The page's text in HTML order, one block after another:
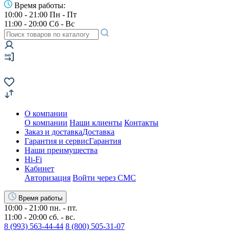
Время работы:
10:00 - 21:00 Пн - Пт
11:00 - 20:00 Сб - Вс
О компании
О компании Наши клиенты Контакты
Заказ и доставкаДоставка
Гарантия и сервисГарантия
Наши преимущества
Hi-Fi
Кабинет
Авторизация Войти через СМС
Время работы
10:00 - 21:00 пн. - пт.
11:00 - 20:00 сб. - вс.
8 (993) 563-44-44 8 (800) 505-31-07